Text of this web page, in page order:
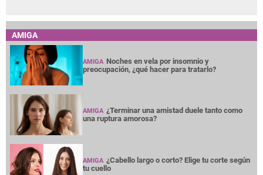
AMIGA
AMIGA Noches en vela por insomnio y
preocupación, ¿qué hacer para tratarlo?
AMIGA ¿Terminar una amistad duele tanto como
una ruptura amorosa?
AMIGA ¿Cabello largo o corto? Elige tu corte según
tu cuello